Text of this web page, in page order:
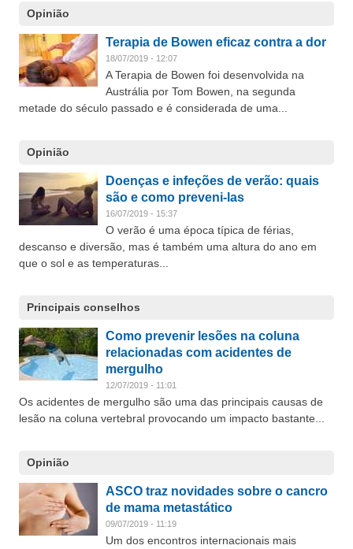
Opinião
Terapia de Bowen eficaz contra a dor
18/07/2019 - 12:07
A Terapia de Bowen foi desenvolvida na
Austrália por Tom Bowen, na segunda
metade do século passado e é considerada de uma...
Opinião
Doenças e infeções de verão: quais
são e como preveni-las
16/07/2019 - 15:37
O verão é uma época típica de férias,
descanso e diversão, mas é também uma altura do ano em
que o sol e as temperaturas...
Principais conselhos
Como prevenir lesões na coluna
relacionadas com acidentes de
mergulho
12/07/2019 - 11:01
Os acidentes de mergulho são uma das principais causas de
lesão na coluna vertebral provocando um impacto bastante...
Opinião
ASCO traz novidades sobre o cancro
de mama metastático
09/07/2019 - 11:19
Um dos encontros internacionais mais